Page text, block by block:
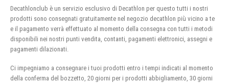
Decathlonclub è un servizio esclusivo di Decathlon per questo tutti i nostri
prodotti sono consegnati gratuitamente nel negozio decathlon più vicino a te
e il pagamento verrà effettuato al momento della consegna con tutti i metodi
disponibili nei nostri punti vendita, contanti, pagamenti elettronici, assegni e
pagamenti dilazionati.
Ci impegniamo a consegnare i tuoi prodotti entro i tempi indicati al momento
della conferma del bozzetto, 20 giorni per i prodotti abbigliamento, 30 giorni